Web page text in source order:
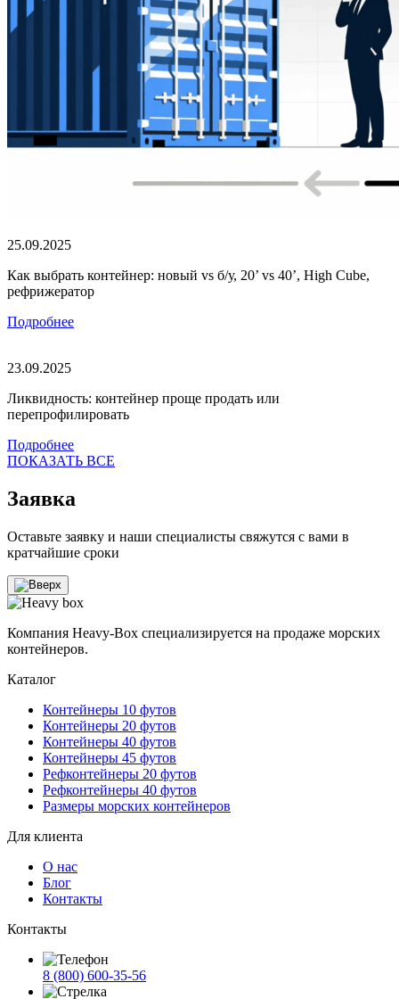
25.09.2025
Как выбрать контейнер: новый vs б/у, 20’ vs 40’, High Cube,
рефрижератор
Подробнее
23.09.2025
Ликвидность: контейнер проще продать или
перепрофилировать
Подробнее
ПОКАЗАТЬ ВСЕ
Заявка
Оставьте заявку и наши специалисты свяжутся с вами в
кратчайшие сроки
Компания Heavy-Box специализируется на продаже морских
контейнеров.
Каталог
Контейнеры 10 футов
Контейнеры 20 футов
Контейнеры 40 футов
Контейнеры 45 футов
Рефконтейнеры 20 футов
Рефконтейнеры 40 футов
Размеры морских контейнеров
Для клиента
О нас
Блог
Контакты
Контакты
8 (800) 600-35-56